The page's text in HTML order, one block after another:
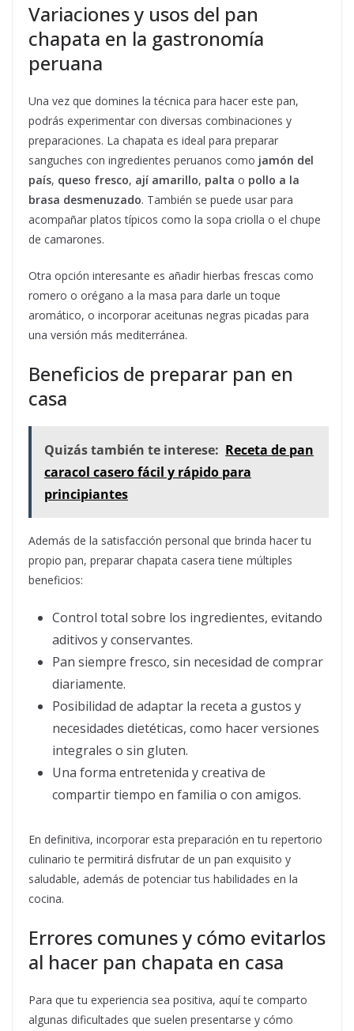
Variaciones y usos del pan
chapata en la gastronomía
peruana
Una vez que domines la técnica para hacer este pan,
podrás experimentar con diversas combinaciones y
preparaciones. La chapata es ideal para preparar
sanguches con ingredientes peruanos como jamón del
país, queso fresco, ají amarillo, palta o pollo a la
brasa desmenuzado. También se puede usar para
acompañar platos típicos como la sopa criolla o el chupe
de camarones.
Otra opción interesante es añadir hierbas frescas como
romero o orégano a la masa para darle un toque
aromático, o incorporar aceitunas negras picadas para
una versión más mediterránea.
Beneficios de preparar pan en
casa
Quizás también te interese: Receta de pan
caracol casero fácil y rápido para
principiantes
Además de la satisfacción personal que brinda hacer tu
propio pan, preparar chapata casera tiene múltiples
beneficios:
Control total sobre los ingredientes, evitando
aditivos y conservantes.
Pan siempre fresco, sin necesidad de comprar
diariamente.
Posibilidad de adaptar la receta a gustos y
necesidades dietéticas, como hacer versiones
integrales o sin gluten.
Una forma entretenida y creativa de
compartir tiempo en familia o con amigos.
En definitiva, incorporar esta preparación en tu repertorio
culinario te permitirá disfrutar de un pan exquisito y
saludable, además de potenciar tus habilidades en la
cocina.
Errores comunes y cómo evitarlos
al hacer pan chapata en casa
Para que tu experiencia sea positiva, aquí te comparto
algunas dificultades que suelen presentarse y cómo